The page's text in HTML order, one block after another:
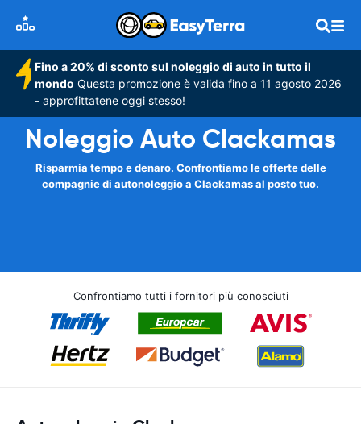
Fino a 20% di sconto sul noleggio di auto in tutto il
mondo Questa promozione è valida fino a 11 agosto 2026
- approfittatene oggi stesso!
Noleggio Auto Clackamas
Risparmia tempo e denaro. Confrontiamo le offerte delle
compagnie di autonoleggio a Clackamas al posto tuo.
Confrontiamo tutti i fornitori più conosciuti